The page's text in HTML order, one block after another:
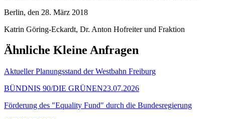
Berlin, den 28. März 2018
Katrin Göring-Eckardt, Dr. Anton Hofreiter und Fraktion
Ähnliche Kleine Anfragen
Aktueller Planungsstand der Westbahn Freiburg
BÜNDNIS 90/DIE GRÜNEN23.07.2026
Förderung des "Equality Fund" durch die Bundesregierung